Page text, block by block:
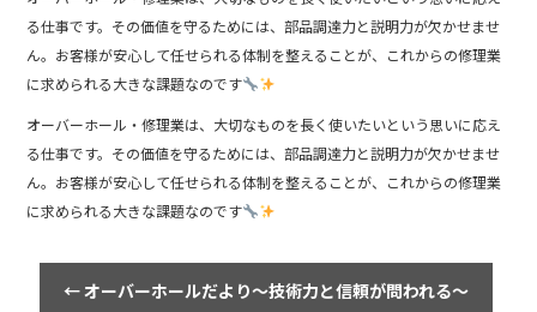
る仕事です。その価値を守るためには、部品調達力と説明力が欠かせませ
ん。お客様が安心して任せられる体制を整えることが、これからの修理業
に求められる大きな課題なのです
オーバーホール・修理業は、大切なものを長く使いたいという思いに応え
る仕事です。その価値を守るためには、部品調達力と説明力が欠かせませ
ん。お客様が安心して任せられる体制を整えることが、これからの修理業
に求められる大きな課題なのです
←オーバーホールだより～技術力と信頼が問われる～